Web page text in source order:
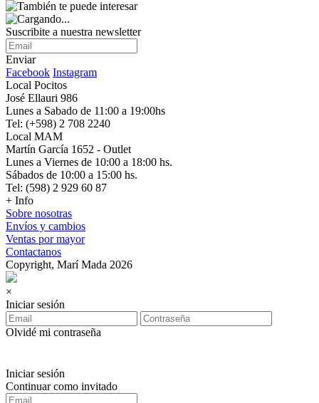
Suscribite a nuestra newsletter
Enviar
Facebook Instagram
Local Pocitos
José Ellauri 986
Lunes a Sabado de 11:00 a 19:00hs
Tel: (+598) 2 708 2240
Local MAM
Martín García 1652 - Outlet
Lunes a Viernes de 10:00 a 18:00 hs.
Sábados de 10:00 a 15:00 hs.
Tel: (598) 2 929 60 87
+ Info
Sobre nosotras
Envíos y cambios
Ventas por mayor
Contactanos
Copyright, Marí Mada 2026
×
Iniciar sesión
Olvidé mi contraseña
Iniciar sesión
Continuar como invitado